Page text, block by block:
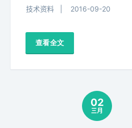
技术资料 2016-09-20
查看全文
02
三月